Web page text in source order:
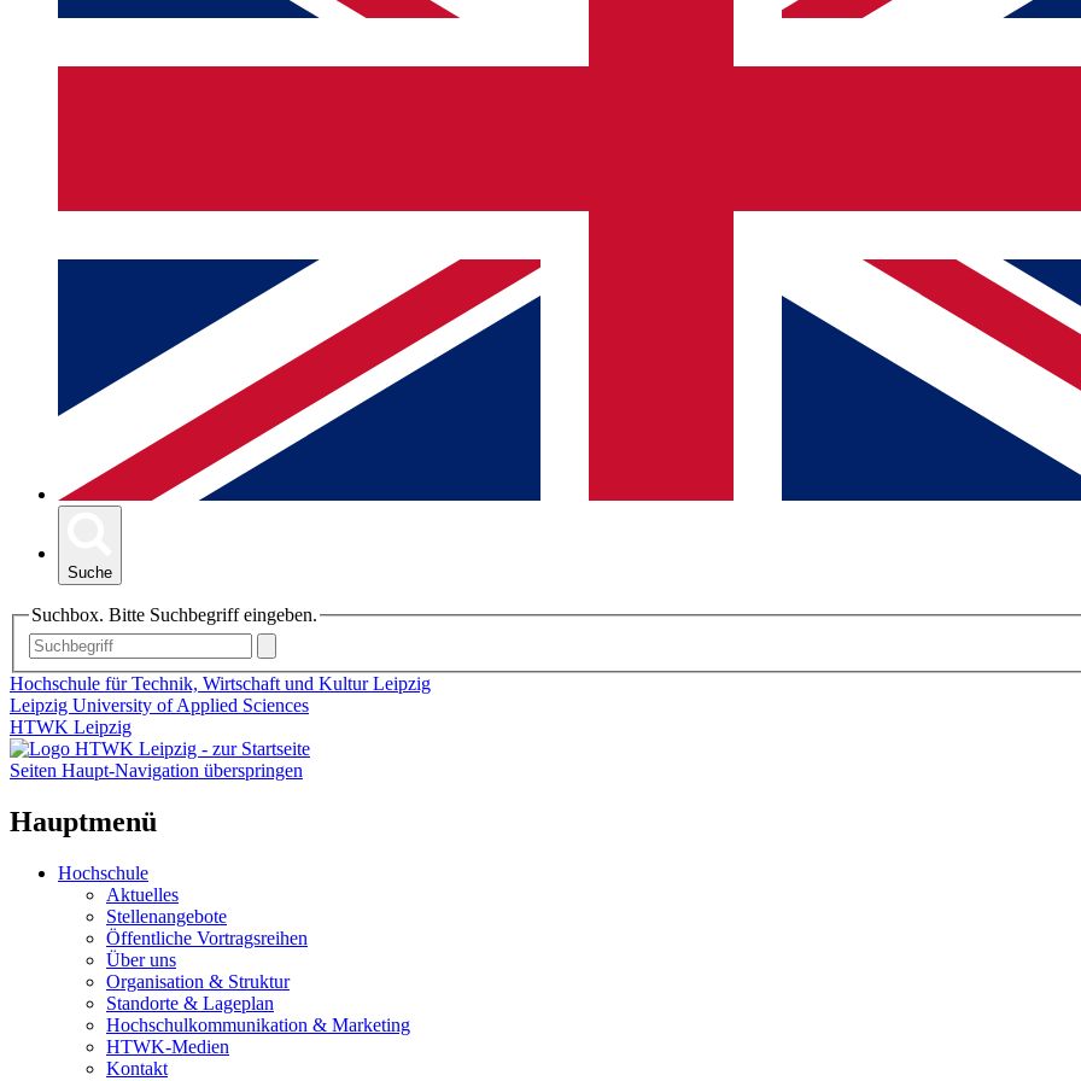
Suche
Suchbox. Bitte Suchbegriff eingeben.
Hochschule für Technik, Wirtschaft und Kultur Leipzig
Leipzig University of Applied Sciences
HTWK Leipzig
Seiten Haupt-Navigation überspringen
Hauptmenü
Hochschule
Aktuelles
Stellenangebote
Öffentliche Vortragsreihen
Über uns
Organisation & Struktur
Standorte & Lageplan
Hochschulkommunikation & Marketing
HTWK-Medien
Kontakt